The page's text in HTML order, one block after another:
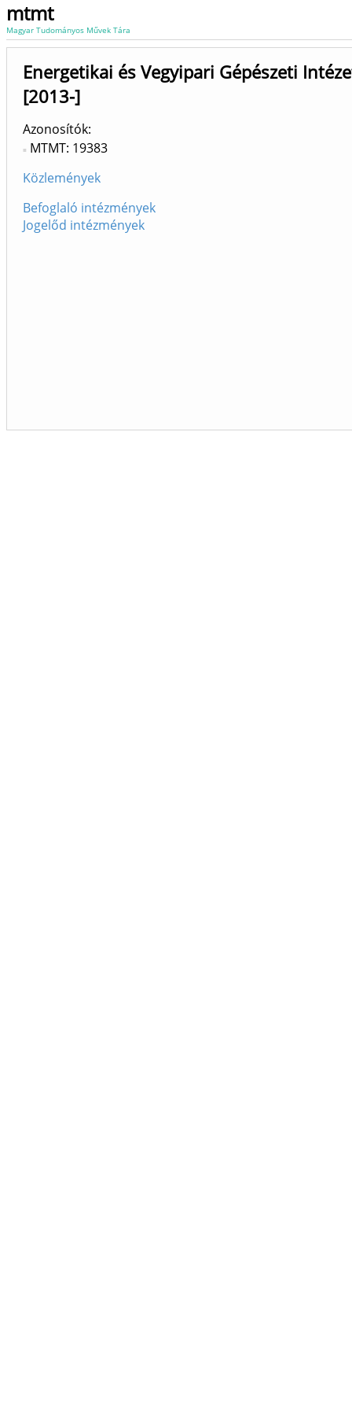
mtmt
Magyar Tudományos Művek Tára
Energetikai és Vegyipari Gépészeti
[2013-]
Azonosítók
MTMT: 19383
Közlemények
Befoglaló intézmények
Jogelőd intézmények